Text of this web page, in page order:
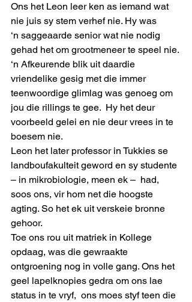
Ons het Leon leer ken as iemand wat
nie juis sy stem verhef nie. Hy was
‘n saggeaarde senior wat nie nodig
gehad het om grootmeneer te speel nie.
‘n Afkeurende blik uit daardie
vriendelike gesig met die immer
teenwoordige glimlag was genoeg om
jou die rillings te gee.  Hy het deur
voorbeeld gelei en nie deur vrees in te
boesem nie.
Leon het later professor in Tukkies se
landboufakulteit geword en sy studente
– in mikrobiologie, meen ek –  had,
soos ons, vir hom net die hoogste
agting. So het ek uit verskeie bronne
gehoor.
Toe ons rou uit matriek in Kollege
opdaag, was die gewraakte
ontgroening nog in volle gang. Ons het
geel lapelknopies gedra om ons lae
status in te vryf,  ons moes styf teen die